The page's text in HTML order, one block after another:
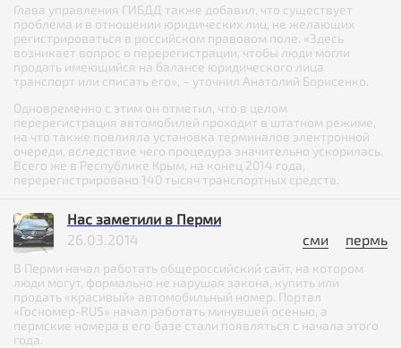
Глава управления ГИБДД также добавил, что существует
проблема и в отношении юридических лиц, не желающих
регистрироваться в российском правовом поле. «Здесь
возникает вопрос о перерегистрации, чтобы люди могли
продать имеющийся на балансе юридического лица
транспорт или списать его», – уточнил Анатолий Борисенко.
Одновременно с этим он отметил, что в целом
перерегистрация автомобилей проходит в штатном режиме,
на что также повлияла установка терминалов электронной
очереди, вследствие чего процедура значительно ускорилась.
Всего же в Республике Крым, на конец 2014 года,
перерегистрировано 140 тысяч транспортных средств.
Нас заметили в Перми
26.03.2014
сми пермь
В Перми начал работать общероссийский сайт, на котором
люди могут, формально не нарушая закона, купить или
продать «красивый» автомобильный номер. Портал
«Госномер-RUS» начал работать минувшей осенью, а
пермские номера в его базе стали появляться с начала этого
года.